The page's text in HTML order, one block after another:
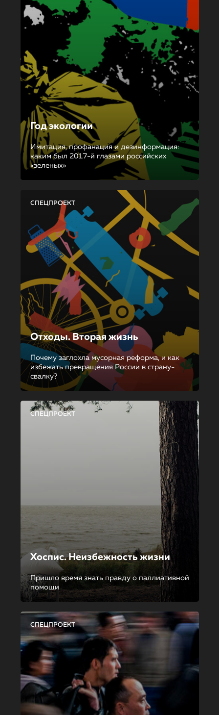
Год экологии
Имитация, профанация и дезинформация:
каким был 2017-й глазами российских
«зеленых»
СПЕЦПРОЕКТ
Отходы. Вторая жизнь
Почему заглохла мусорная реформа, и как
избежать превращения России в страну-
свалку?
СПЕЦПРОЕКТ
Хоспис. Неизбежность жизни
Пришло время знать правду о паллиативной
помощи
СПЕЦПРОЕКТ